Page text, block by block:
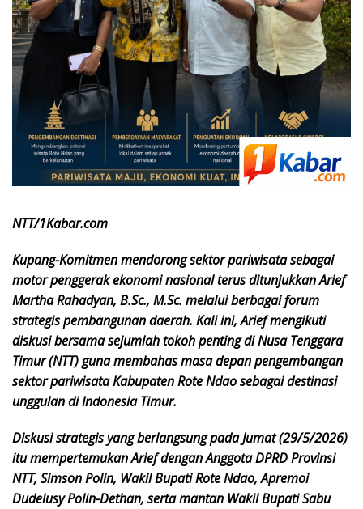
NTT/1Kabar.com
Kupang-Komitmen mendorong sektor pariwisata sebagai
motor penggerak ekonomi nasional terus ditunjukkan Arief
Martha Rahadyan, B.Sc., M.Sc. melalui berbagai forum
strategis pembangunan daerah. Kali ini, Arief mengikuti
diskusi bersama sejumlah tokoh penting di Nusa Tenggara
Timur (NTT) guna membahas masa depan pengembangan
sektor pariwisata Kabupaten Rote Ndao sebagai destinasi
unggulan di Indonesia Timur.
Diskusi strategis yang berlangsung pada Jumat (29/5/2026)
itu mempertemukan Arief dengan Anggota DPRD Provinsi
NTT, Simson Polin, Wakil Bupati Rote Ndao, Apremoi
Dudelusy Polin-Dethan, serta mantan Wakil Bupati Sabu